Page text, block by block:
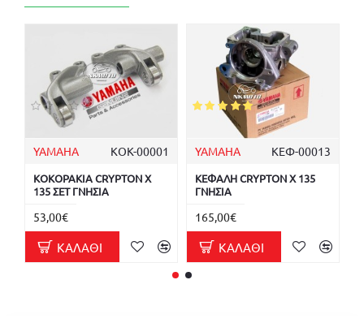
YAMAHA ΚΟΚ-00001
ΚΟΚΟΡΑΚΙΑ CRYPTON X
135 ΣΕΤ ΓΝΗΣΙΑ
53,00€
ΚΑΛΆΘΙ
YAMAHA ΚΕΦ-00013
ΚΕΦΑΛΗ CRYPTON X 135
ΓΝΗΣΙΑ
165,00€
ΚΑΛΆΘΙ